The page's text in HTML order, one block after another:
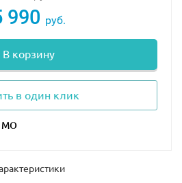
990 руб.
В корзину
в один клик